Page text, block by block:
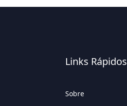
Links Rápidos
Sobre